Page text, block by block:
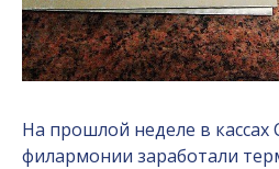
На прошлой неделе в кассах
филармонии заработали